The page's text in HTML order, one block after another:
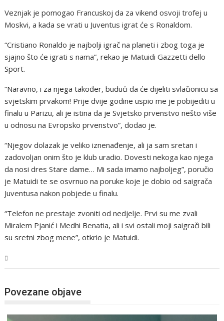
Veznjak je pomogao Francuskoj da za vikend osvoji trofej u
Moskvi, a kada se vrati u Juventus igrat će s Ronaldom.
“Cristiano Ronaldo je najbolji igrač na planeti i zbog toga je
sjajno što će igrati s nama”, rekao je Matuidi Gazzetti dello
Sport.
“Naravno, i za njega također, budući da će dijeliti svlačionicu sa
svjetskim prvakom! Prije dvije godine uspio me je pobijediti u
finalu u Parizu, ali je istina da je Svjetsko prvenstvo nešto više
u odnosu na Evropsko prvenstvo”, dodao je.
“Njegov dolazak je veliko iznenađenje, ali ja sam sretan i
zadovoljan onim što je klub uradio. Dovesti nekoga kao njega
da nosi dres Stare dame… Mi sada imamo najboljeg”, poručio
je Matuidi te se osvrnuo na poruke koje je dobio od saigrača
Juventusa nakon pobjede u finalu.
“Telefon ne prestaje zvoniti od nedjelje. Prvi su me zvali
Miralem Pjanić i Medhi Benatia, ali i svi ostali moji saigrači bili
su sretni zbog mene”, otkrio je Matuidi.
Povezane objave